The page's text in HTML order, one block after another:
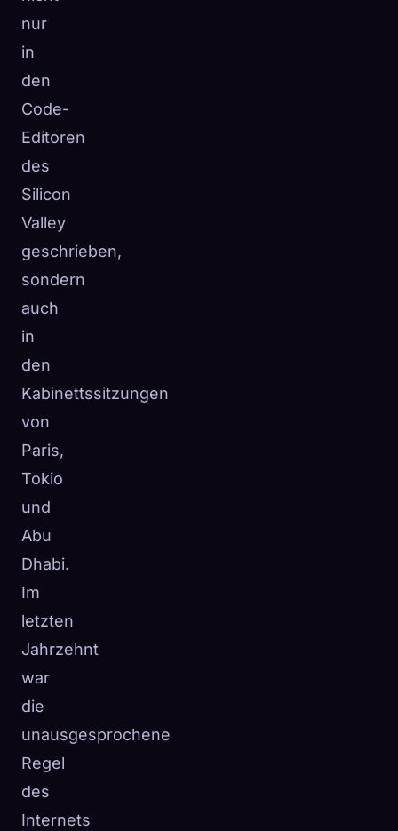
nur
in
den
Code-
Editoren
des
Silicon
Valley
geschrieben,
sondern
auch
in
den
Kabinettssitzungen
von
Paris,
Tokio
und
Abu
Dhabi.
Im
letzten
Jahrzehnt
war
die
unausgesprochene
Regel
des
Internets